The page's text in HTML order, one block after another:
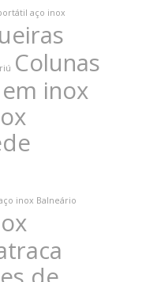
aço inox
Colunas
inox
inox Balneário
(47) 99617-